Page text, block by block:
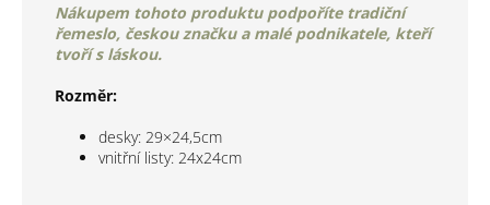
Nákupem tohoto produktu podpoříte tradiční
řemeslo, českou značku a malé podnikatele, kteří
tvoří s láskou.
Rozměr:
desky: 29×24,5cm
vnitřní listy: 24x24cm